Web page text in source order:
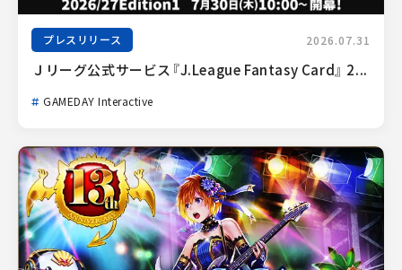
プレスリリース 2026.07.31
Ｊリーグ公式サービス『J.League Fantasy Card』 2...
GAMEDAY Interactive